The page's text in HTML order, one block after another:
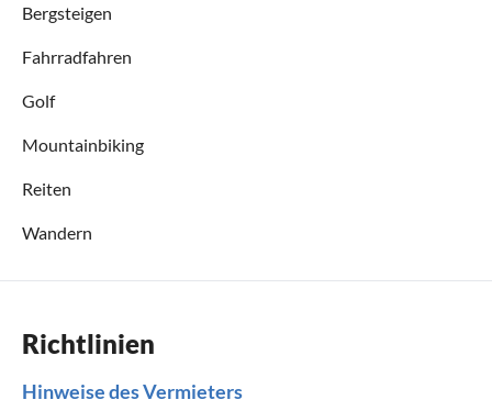
Bergsteigen
Fahrradfahren
Golf
Mountainbiking
Reiten
Wandern
Richtlinien
Hinweise des Vermieters